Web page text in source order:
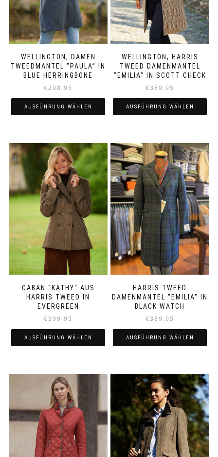
gewählt
werden
WELLINGTON, DAMEN
TWEEDMANTEL ”PAULA” IN
BLUE HERRINGBONE
€298.95
AUSFÜHRUNG WÄHLEN
weist
mehrere
Varianten
auf.
Die
Optionen
können
auf
der
Produktseite
gewählt
werden
WELLINGTON, HARRIS
TWEED DAMENMANTEL
”EMILIA” IN SCOTT CHECK
€389.95
AUSFÜHRUNG WÄHLEN
weist
mehrere
Varianten
auf.
Die
Optionen
können
auf
der
Produktseite
gewählt
werden
CABAN “KATHY“ AUS
HARRIS TWEED IN
EVERGREEN
€399.95
AUSFÜHRUNG WÄHLEN
weist
mehrere
Varianten
auf.
Die
Optionen
können
auf
der
HARRIS TWEED
DAMENMANTEL ”EMILIA” IN
BLACK WATCH
€389.95
AUSFÜHRUNG WÄHLEN
weist
mehrere
Varianten
auf.
Die
Optionen
können
auf
der